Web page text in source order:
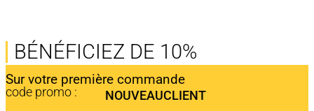
BÉNÉFICIEZ DE 10%
Sur votre première commande
code promo : NOUVEAUCLIENT